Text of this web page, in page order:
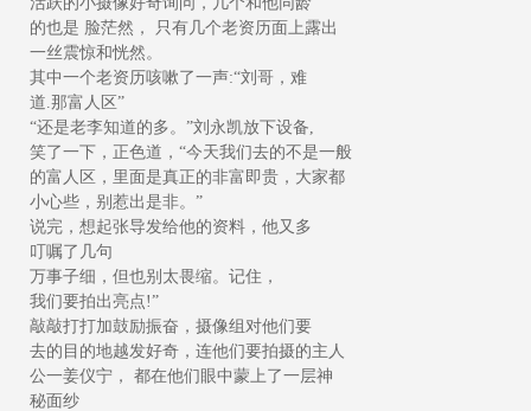
的也是 脸茫然， 只有几个老资历面上露出
一丝震惊和恍然。
其中一个老资历咳嗽了一声:“刘哥，难
道.那富人区”
“还是老李知道的多。”刘永凯放下设备,
笑了一下，正色道，“今天我们去的不是一般
的富人区，里面是真正的非富即贵，大家都
小心些，别惹出是非。”
说完，想起张导发给他的资料，他又多
叮嘱了几句
万事子细，但也别太畏缩。记住，
我们要拍出亮点!”
敲敲打打加鼓励振奋，摄像组对他们要
去的目的地越发好奇，连他们要拍摄的主人
公一姜仪宁， 都在他们眼中蒙上了一层神
秘面纱